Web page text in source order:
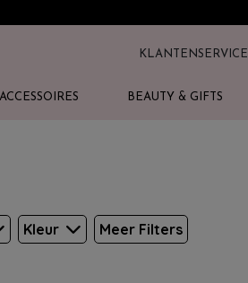
KLANTENSERVICE
ACCESSOIRES BEAUTY & GIFTS
Kleur Meer Filters